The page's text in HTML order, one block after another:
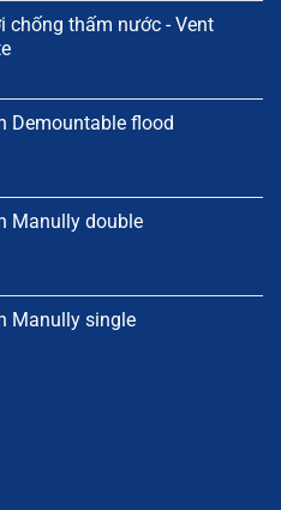
chống thấm nước - Vent
Demountable flood
Manully double
Manully single